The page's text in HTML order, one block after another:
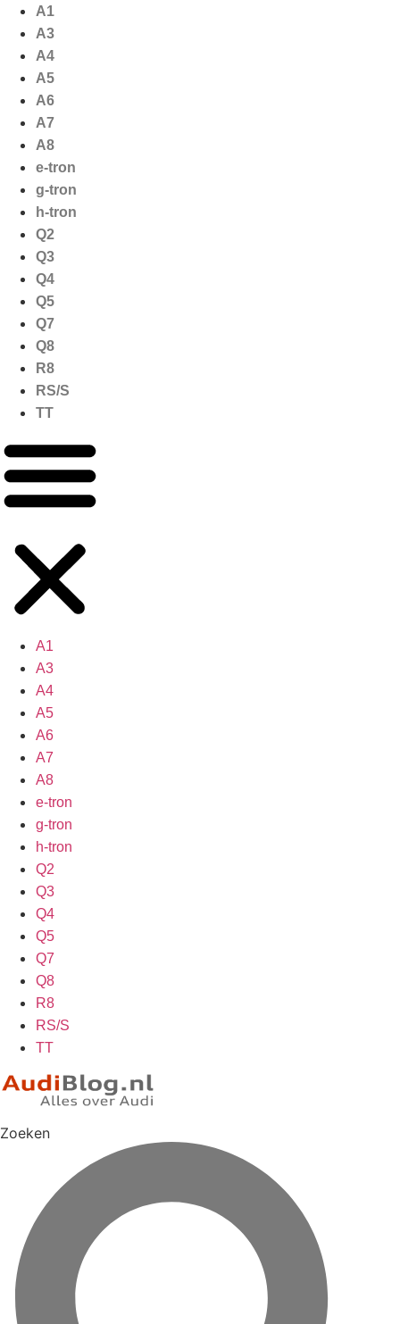
naar
inhoud
A1
A3
A4
A5
A6
A7
A8
e-tron
g-tron
h-tron
Q2
Q3
Q4
Q5
Q7
Q8
R8
RS/S
TT
A1
A3
A4
A5
A6
A7
A8
e-tron
g-tron
h-tron
Q2
Q3
Q4
Q5
Q7
Q8
R8
RS/S
TT
Zoeken